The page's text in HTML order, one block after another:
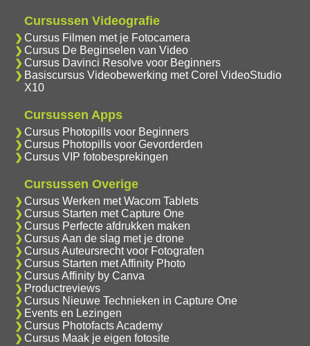
Cursussen Videografie
Cursus Filmen met je Fotocamera
Cursus De Beginselen van Video
Cursus Davinci Resolve voor Beginners
Basiscursus Videobewerking met Corel VideoStudio
X10
Cursussen Apps
Cursus Photopills voor Beginners
Cursus Photopills voor Gevorderden
Cursus VIP fotobesprekingen
Cursussen Overige
Cursus Werken met Wacom Tablets
Cursus Starten met Capture One
Cursus Perfecte afdrukken maken
Cursus Aan de slag met je drone
Cursus Auteursrecht voor Fotografen
Cursus Starten met Affinity Photo
Cursus Affinity by Canva
Productreviews
Cursus Nieuwe Technieken in Capture One
Events en Lezingen
Cursus Photofacts Academy
Cursus Maak je eigen fotosite